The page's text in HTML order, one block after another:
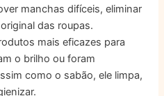
manchas difíceis, eliminar
das roupas.
mais eficazes para
o brilho ou foram
como o sabão, ele limpa,